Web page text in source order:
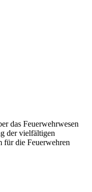
das Feuerwehrwesen
der vielfältigen
für die Feuerwehren